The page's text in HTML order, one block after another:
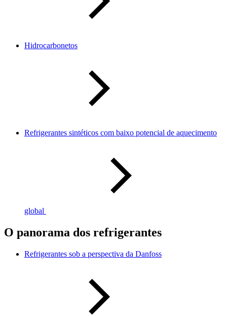
Hidrocarbonetos
Refrigerantes sintéticos com baixo potencial de aquecimento
global
O panorama dos refrigerantes
Refrigerantes sob a perspectiva da Danfoss